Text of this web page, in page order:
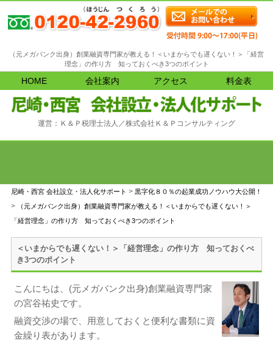
（元メガバンク出身）創業融資専門家が教える！＜いまからでも遅くない！＞「経営
理念」の作り方 知っておくべき3つのポイント
HOME 会社案内 アクセス 料金表
運営：Ｋ＆Ｐ税理士法人／株式会社Ｋ＆Ｐコンサルティング
尼崎・西宮 会社設立・法人化サポート > 黒字化８０％の起業成功ノウハウ大公開！
>
（元メガバンク出身）創業融資専門家が教える！＜いまからでも遅くない！＞
「経営理念」の作り方 知っておくべき3つのポイント
＜いまからでも遅くない！＞「経営理念」の作り方 知っておくべ
き3つのポイント
こんにちは、(元メガバンク出身)創業融資専門家
の宮谷祐史です。
融資交渉の場で、用意しておくと便利な書類に資
金繰り表があります。